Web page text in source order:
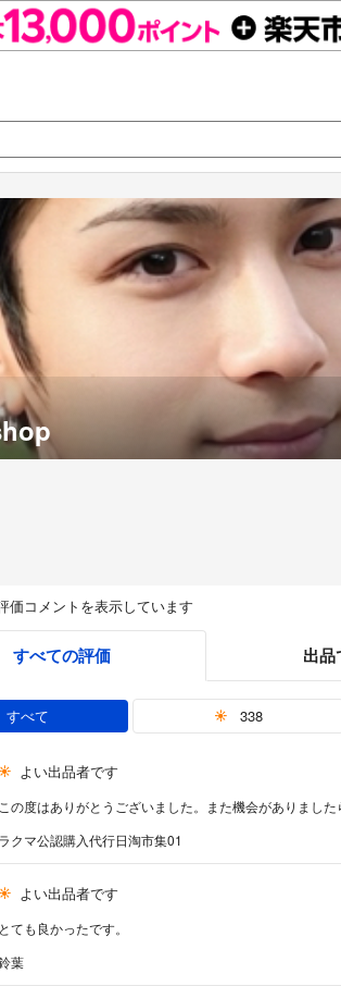
価コメントを表示しています
すべての評価 出品
すべて 338
よい出品者です
この度はありがとうございました。また機会がありました
ラクマ公認購入代行日淘市集01
よい出品者です
とても良かったです。
葉